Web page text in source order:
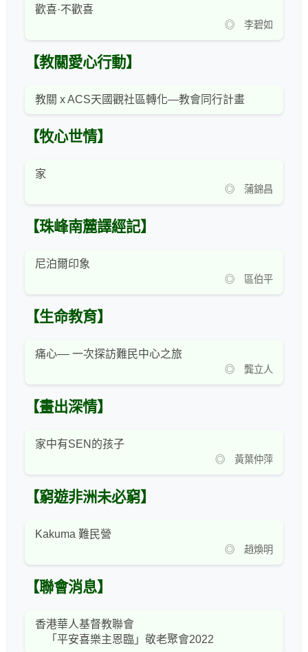
歡喜·不歡喜
◎ 李碧如
【教關愛心行動】
教關 x ACS天國觀社區轉化—教會同行計畫
【牧心世情】
家
◎ 蒲錦昌
【珠峰南麓譯經記】
尼泊爾印象
◎ 區伯平
【生命教育】
痛心–– 一次探訪難民中心之旅
◎ 龔立人
【畫出深情】
家中有SEN的孩子
◎ 黃葉仲萍
【窮遊非洲未必窮】
Kakuma 難民營
◎ 趙煥明
【聯會消息】
香港華人基督教聯會
「平安喜樂主恩臨」敬老聚會2022